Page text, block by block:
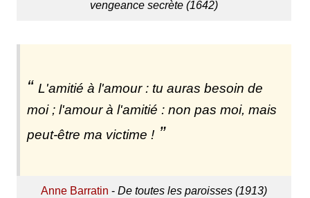
vengeance secrète (1642)
L'amitié à l'amour : tu auras besoin de
moi ; l'amour à l'amitié : non pas moi, mais
peut-être ma victime !
Anne Barratin - De toutes les paroisses (1913)